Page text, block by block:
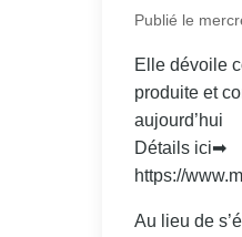
Publié le
Elle dévoile
produite et
aujourd’hui
Détails ici➡
https://
Au lieu de